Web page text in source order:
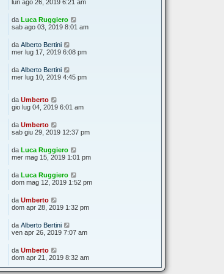
lun ago 26, 2019 6:21 am
da Luca Ruggiero
sab ago 03, 2019 8:01 am
da Alberto Bertini
mer lug 17, 2019 6:08 pm
da Alberto Bertini
mer lug 10, 2019 4:45 pm
da Umberto
gio lug 04, 2019 6:01 am
da Umberto
sab giu 29, 2019 12:37 pm
da Luca Ruggiero
mer mag 15, 2019 1:01 pm
da Luca Ruggiero
dom mag 12, 2019 1:52 pm
da Umberto
dom apr 28, 2019 1:32 pm
da Alberto Bertini
ven apr 26, 2019 7:07 am
da Umberto
dom apr 21, 2019 8:32 am